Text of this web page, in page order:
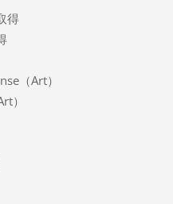
得
（Art）
）